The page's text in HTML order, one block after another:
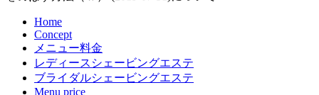
Home
Concept
メニュー料金
レディースシェービングエステ
ブライダルシェービングエステ
Menu price